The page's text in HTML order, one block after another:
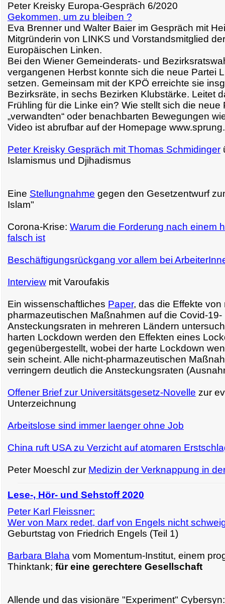
Peter Kreisky Europa-Gespräch 6/2020
Gekommen, um zu bleiben ?
Eva Brenner und Walter Baier im Gespräch mit
Mitgründerin von LINKS und Vorstandsmitglied
Europäischen Linken.
Bei den Wiener Gemeinderats- und
vergangenen Herbst konnte sich die neue Partei
setzen. Gemeinsam mit der KPÖ erreichte sie
Bezirksräte, in sechs Bezirken Klubstärke. Leitet
Frühling für die Linke ein? Wie stellt sich die neue
„verwandten“ oder benachbarten Bewegungen
Video ist abrufbar auf der Homepage
Peter Kreisky Gespräch mit Thomas Schmidinger
Islamismus und Djihadismus
Eine Stellungnahme gegen den Gesetzentwurf
Islam"
Corona-Krise: Warum die Forderung nach einem
falsch ist
Beschäftigungsrückgang vor allem bei
Interviewmit Varoufakis
Ein wissenschaftliches Paper, das die Effekte von
pharmazeutischen Maßnahmen auf die Covid-19-
Ansteckungsraten in mehreren Ländern
harten Lockdown werden den Effekten eines
gegenübergestellt, wobei der harte Lockdown
sein scheint. Alle nicht-pharmazeutischen
verringern deutlich die Ansteckungsraten
Offener Brief zur Universitätsgesetz-Novelle zur
Unterzeichnung
Arbeitslose sind immer laenger ohne Job
China ruft USA zu Verzicht auf atomaren
Peter Moeschl zur Medizin der Verknappung in
Lese-, Hör- und Sehstoff 2020
Peter Karl Fleissner:
Wer von Marx redet, darf von Engels nicht
Geburtstag von Friedrich Engels (Teil 1)
Barbara Blaha vom Momentum-Institut, einem
Thinktank; für eine gerechtere Gesellschaft
Allende und das visionäre "Experiment" Cybersyn: